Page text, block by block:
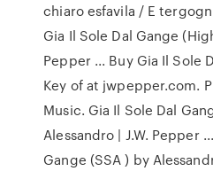
chiaro esfavila / E
Gia Il Sole Dal Gange
Pepper ... Buy Gia Il Sole
Key of at jwpepper.com.
Music. Gia Il Sole Dal
Alessandro | J.W. Pepper
Gange (SSA ) by